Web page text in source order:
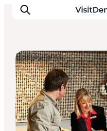
Ispirazioni
Dove andare
Cosa fare
Dove dormire
Restaurants